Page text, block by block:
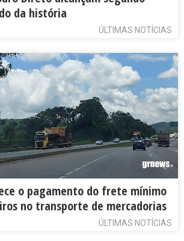
da história
ÚLTIMAS NOTÍCIAS
o pagamento do frete mínimo
no transporte de mercadorias
ÚLTIMAS NOTÍCIAS